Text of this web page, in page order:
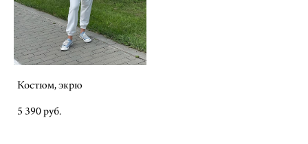
Костюм, экрю
5 390 pуб.